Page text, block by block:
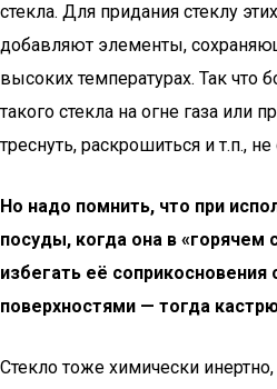
стекла. Для придания стеклу
добавляют элементы,
высоких температурах. Так что
такого стекла на огне газа или
треснуть, раскрошиться и т.п., не
Но надо помнить, что при
посуды, когда она в «горячем
избегать её
поверхностями — тогда
Стекло тоже химически